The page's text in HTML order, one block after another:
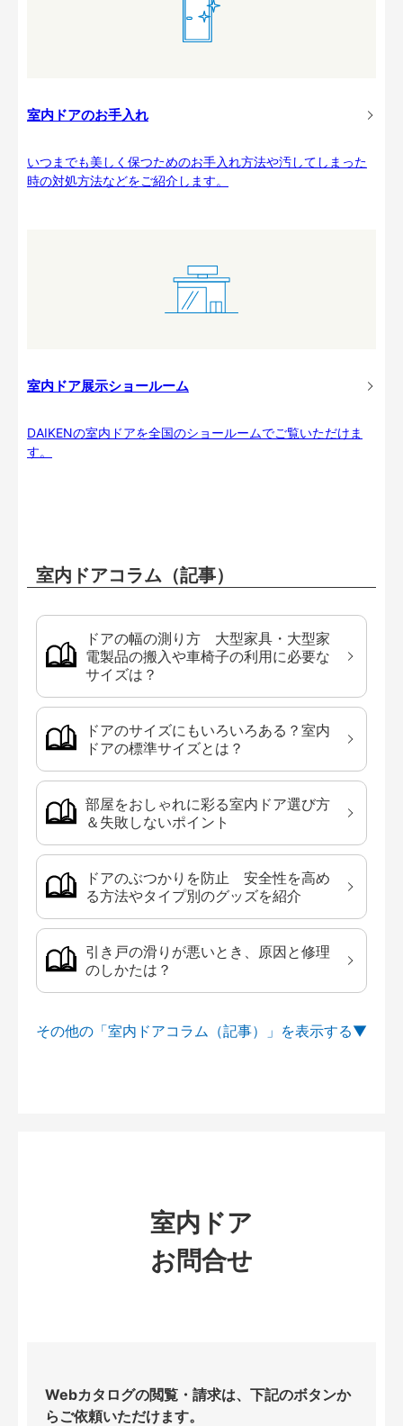
室内ドアのお手入れ
いつまでも美しく保つためのお手入れ方法や汚してしまった
時の対処方法などをご紹介します。
室内ドア展示ショールーム
DAIKENの室内ドアを全国のショールームでご覧いただけま
す。
室内ドアコラム（記事）
ドアの幅の測り方 大型家具・大型家
電製品の搬入や車椅子の利用に必要な
サイズは？
ドアのサイズにもいろいろある？室内
ドアの標準サイズとは？
部屋をおしゃれに彩る室内ドア選び方
＆失敗しないポイント
ドアのぶつかりを防止 安全性を高め
る方法やタイプ別のグッズを紹介
引き戸の滑りが悪いとき、原因と修理
のしかたは？
その他の「室内ドアコラム（記事）」を
室内ドア
お問合せ
Webカタログの閲覧・請求は、下記のボタンか
らご依頼いただけます。